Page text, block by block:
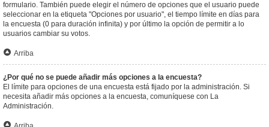
formulario. También puede elegir el número de opciones que el usuario puede
seleccionar en la etiqueta "Opciones por usuario", el tiempo límite en días para
la encuesta (0 para duración infinita) y por último la opción de permitir a lo
usuarios cambiar su votos.
Arriba
¿Por qué no se puede añadir más opciones a la encuesta?
El límite para opciones de una encuesta está fijado por la administración. Si
necesita añadir más opciones a la encuesta, comuníquese con La
Administración.